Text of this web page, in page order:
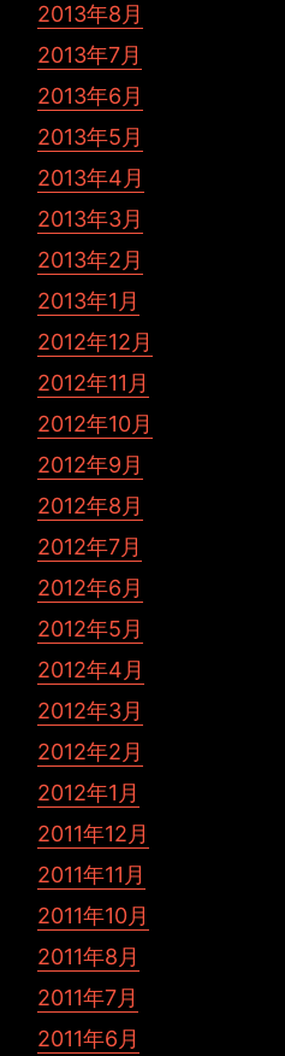
2013年8月
2013年7月
2013年6月
2013年5月
2013年4月
2013年3月
2013年2月
2013年1月
2012年12月
2012年11月
2012年10月
2012年9月
2012年8月
2012年7月
2012年6月
2012年5月
2012年4月
2012年3月
2012年2月
2012年1月
2011年12月
2011年11月
2011年10月
2011年8月
2011年7月
2011年6月